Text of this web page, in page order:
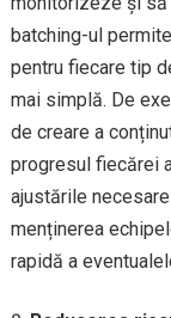
batching-ul
pentru fiecare tip
mai simplă. De
de creare a
progresul fiecărei
ajustările
menținerea
rapidă a